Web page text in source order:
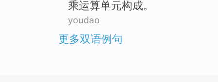
乘运算单元构成。
youdao
更多双语例句